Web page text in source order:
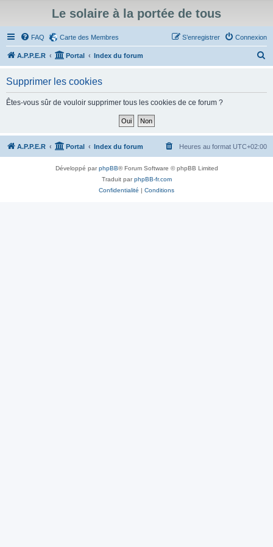
Le solaire à la portée de tous
FAQ Carte des Membres Connexion
S’enregistrer
A.P.P.E.R Portal Index du forum
h
Supprimer les cookies
Êtes-vous sûr de vouloir supprimer tous les cookies de ce forum ?
A.P.P.E.R Portal Index du forum Heures au format UTC+02:00
Développé parphpBB® Forum Software © phpBB Limited
Traduit parphpBB-fr.com
Confidentialité | Conditions